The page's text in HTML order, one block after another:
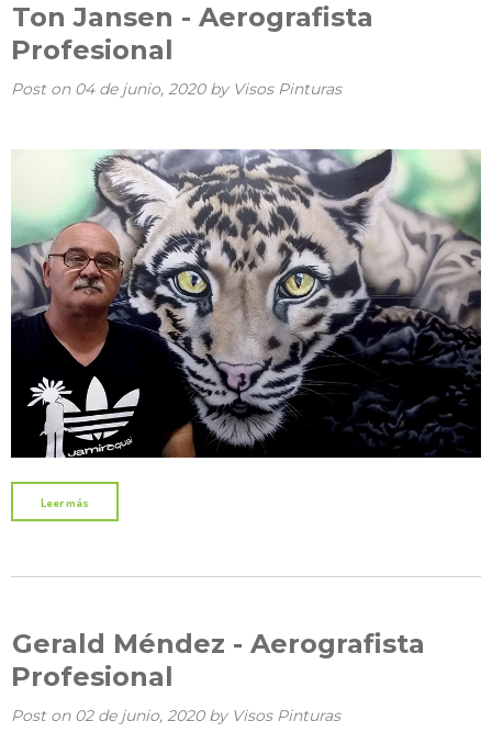
Ton Jansen - Aerografista
Profesional
Post on 04 de junio, 2020 by Visos Pinturas
Leer más
Gerald Méndez - Aerografista
Profesional
Post on 02 de junio, 2020 by Visos Pinturas